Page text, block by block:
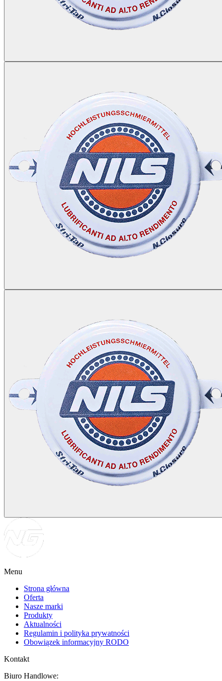
Menu
Strona główna
Oferta
Nasze marki
Produkty
Aktualności
Regulamin i polityka prywatności
Obowiązek informacyjny RODO
Kontakt
Biuro Handlowe: